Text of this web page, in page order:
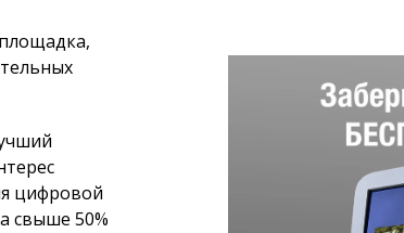
цифровой
свыше 50%